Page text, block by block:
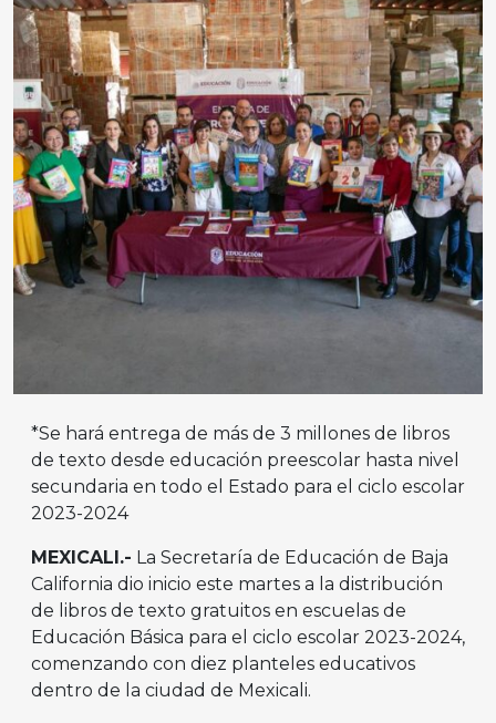
*Se hará entrega de más de 3 millones de libros
de texto desde educación preescolar hasta nivel
secundaria en todo el Estado para el ciclo escolar
2023-2024
MEXICALI.- La Secretaría de Educación de Baja
California dio inicio este martes a la distribución
de libros de texto gratuitos en escuelas de
Educación Básica para el ciclo escolar 2023-2024,
comenzando con diez planteles educativos
dentro de la ciudad de Mexicali.